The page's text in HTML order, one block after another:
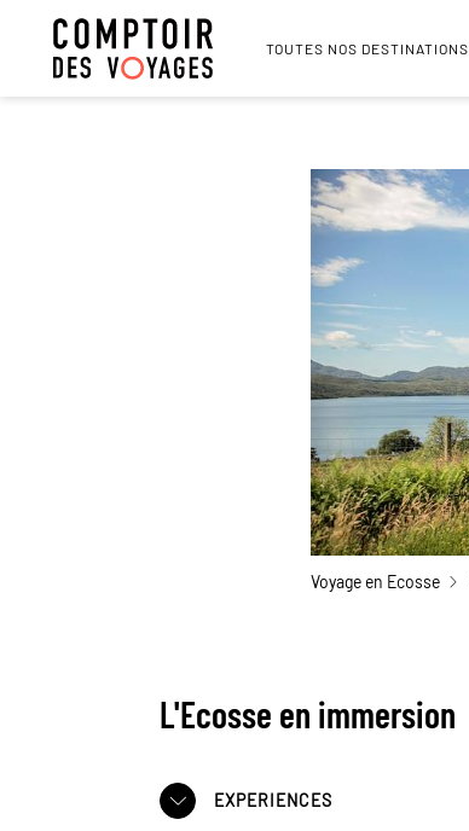
TOUTES NOS DESTINATIONS
Voyage en Ecosse
L'Ecosse en immersion
EXPERIENCES